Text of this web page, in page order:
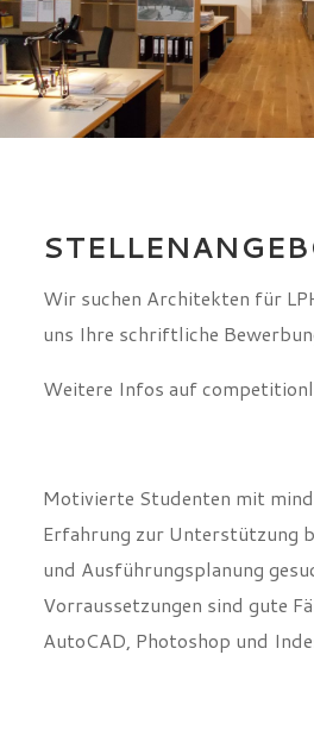
Wir suchen Architekten für
uns Ihre schriftliche
Weitere Infos auf
Motivierte Studenten mit
Erfahrung zur Unterstützung
und Ausführungsplanung
Vorraussetzungen sind gute
AutoCAD, Photoshop und